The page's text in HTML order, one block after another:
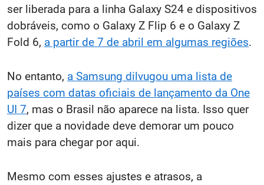
ser liberada para a linha Galaxy S24 e dispositivos
dobráveis, como o Galaxy Z Flip 6 e o Galaxy Z
Fold 6, a partir de 7 de abril em algumas regiões.
No entanto, a Samsung dilvugou uma lista de
países com datas oficiais de lançamento da One
UI 7, mas o Brasil não aparece na lista. Isso quer
dizer que a novidade deve demorar um pouco
mais para chegar por aqui.
Mesmo com esses ajustes e atrasos, a